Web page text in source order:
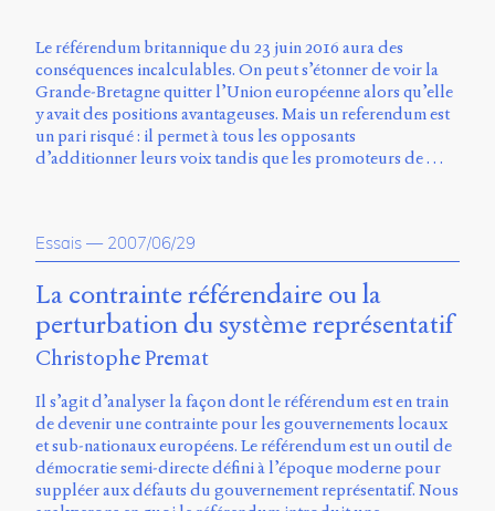
Le
Moyne
Longueuil
(QC)
J4K
0B7
2104-
3272
Sens
public
(2020/03)
Typographies
Jannon
Le référendum britannique du 23 juin 2016 aura des
conséquences incalculables. On peut s’étonner de voir la
Grande-Bretagne quitter l’Union européenne alors qu’elle
y avait des positions avantageuses. Mais un referendum est
un pari risqué : il permet à tous les opposants
d’additionner leurs voix tandis que les promoteurs de …
Essais — 2007/06/29
La contrainte référendaire ou la
perturbation du système représentatif
Christophe Premat
Il s’agit d’analyser la façon dont le référendum est en train
de devenir une contrainte pour les gouvernements locaux
et sub-nationaux européens. Le référendum est un outil de
démocratie semi-directe défini à l’époque moderne pour
suppléer aux défauts du gouvernement représentatif. Nous